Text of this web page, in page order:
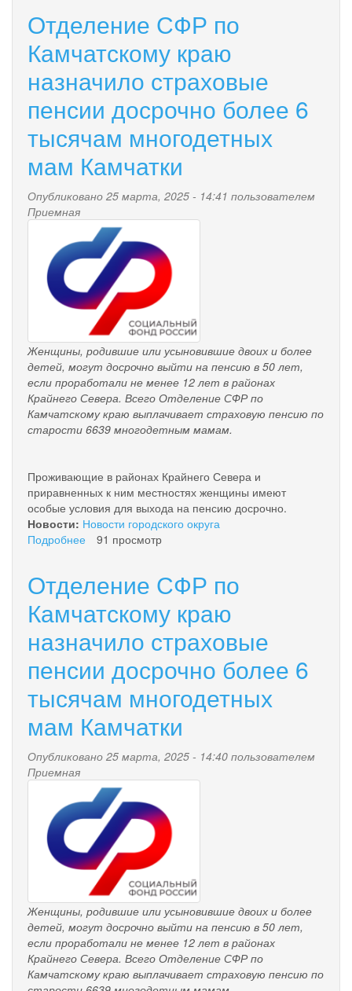
края
добровольные
взносы
для
формирования
будущей
пенсии
Отделение СФР по
Камчатскому краю
назначило страховые
пенсии досрочно более 6
тысячам многодетных
мам Камчатки
Опубликовано 25 марта, 2025 - 14:41 пользователем
Приемная
pensionnyy_fond.png
Женщины, родившие или усыновившие двоих и более
детей, могут досрочно выйти на пенсию в 50 лет,
если проработали не менее 12 лет в районах
Крайнего Севера. Всего Отделение СФР по
Камчатскому краю выплачивает страховую пенсию по
старости 6639 многодетным мамам.
Проживающие в районах Крайнего Севера и
приравненных к ним местностях женщины имеют
особые условия для выхода на пенсию досрочно.
Новости: Новости городского округа
Подробнее
по
краю
страховые
пенсии
досрочно
более
6
тысячам
мам
91 просмотр
Отделение СФР по
Камчатскому краю
назначило страховые
пенсии досрочно более 6
тысячам многодетных
мам Камчатки
Опубликовано 25 марта, 2025 - 14:40 пользователем
Приемная
pensionnyy_fond.png
Женщины, родившие или усыновившие двоих и более
детей, могут досрочно выйти на пенсию в 50 лет,
если проработали не менее 12 лет в районах
Крайнего Севера. Всего Отделение СФР по
Камчатскому краю выплачивает страховую пенсию по